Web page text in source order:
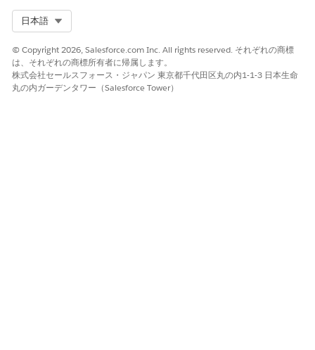
日本語
© Copyright 2026, Salesforce.com Inc. All rights reserved. それぞれの商標
は、それぞれの商標所有者に帰属します。
株式会社セールスフォース・ジャパン 東京都千代田区丸の内1-1-3 日本生命
丸の内ガーデンタワー（Salesforce Tower）